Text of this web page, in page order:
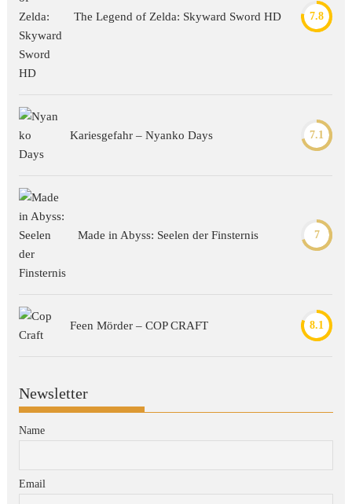
The Legend of Zelda: Skyward Sword HD 7.8
Kariesgefahr – Nyanko Days 7.1
Made in Abyss: Seelen der Finsternis 7
Feen Mörder – COP CRAFT 8.1
Newsletter
Name
Email